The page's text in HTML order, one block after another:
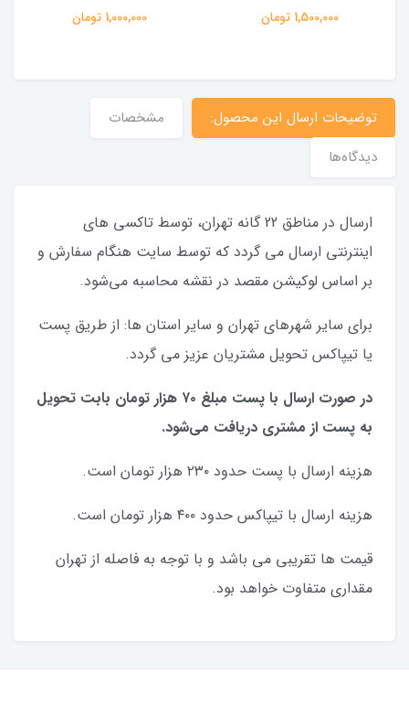
1,000,000 تومان 220,000 تومان
توضیحات ارسال این محصول:
مشخصات
دیدگاه‌ها
ارسال در مناطق 22 گانه تهران، توسط تاکسی های
اینترنتی ارسال می گردد که توسط سایت هنگام سفارش و
بر اساس لوکیشن مقصد در نقشه محاسبه می‌شود.
برای سایر شهرهای تهران و سایر استان ها: از طریق پست
یا تیپاکس تحویل مشتریان عزیز می گردد.
در صورت ارسال با پست مبلغ ۷۰ هزار تومان بابت تحویل
به پست از مشتری دریافت می‌شود.
هزینه ارسال با پست حدود ۲۳۰ هزار تومان است.
هزینه ارسال با تیپاکس حدود ۴۰۰ هزار تومان است.
قیمت ها تقریبی می باشد و با توجه به فاصله از تهران
مقداری متفاوت خواهد بود.